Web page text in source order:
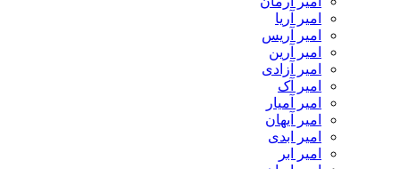
امیر آریا
امیر آریس
امیر آرین
امیر آزادی
امیر آک
امیر آمیار
امیر آیهان
امیر ابدی
امیر ابر